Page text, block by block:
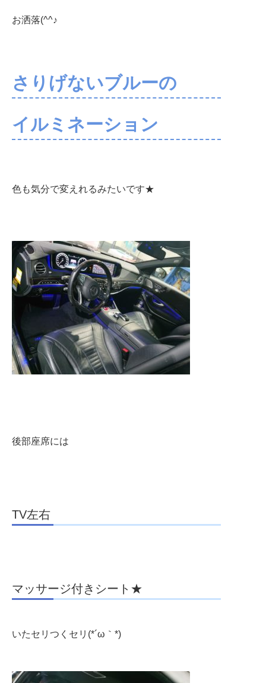
お洒落(^^♪
さりげないブルーの
イルミネーション
色も気分で変えれるみたいです★
後部座席には
TV左右
マッサージ付きシート★
いたセリつくセリ(*´ω｀*)